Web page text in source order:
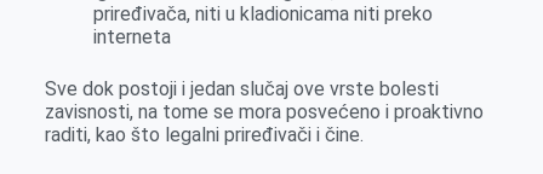
priređivača, niti u kladionicama niti preko
interneta
Sve dok postoji i jedan slučaj ove vrste bolesti
zavisnosti, na tome se mora posvećeno i proaktivno
raditi, kao što legalni priređivači i čine.